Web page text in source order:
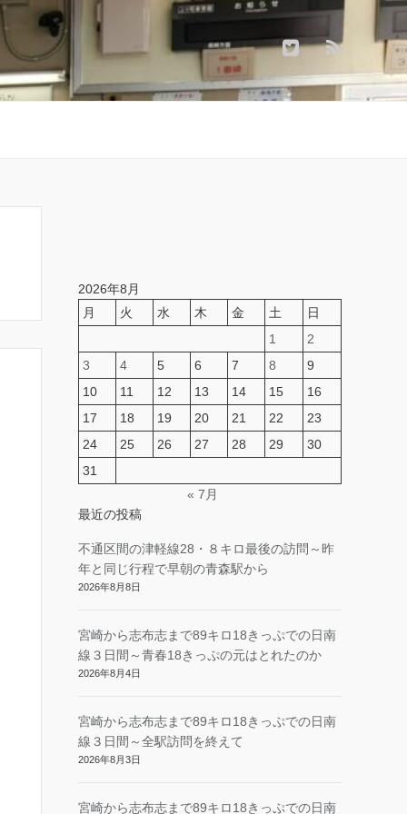
2026年8月
月
火 水 木 金 土
日
1
2
3
4 5 6 7 8
9
10
11 12 13 14 15
16
17
18 19 20 21 22
23
24
25 26 27 28 29
30
31
« 7月
最近の投稿
不通区間の津軽線28・８キロ最後の訪問～昨
年と同じ行程で早朝の青森駅から
2026年8月8日
宮崎から志布志まで89キロ18きっぷでの日南
線３日間～青春18きっぷの元はとれたのか
2026年8月4日
宮崎から志布志まで89キロ18きっぷでの日南
線３日間～全駅訪問を終えて
2026年8月3日
宮崎から志布志まで89キロ18きっぷでの日南